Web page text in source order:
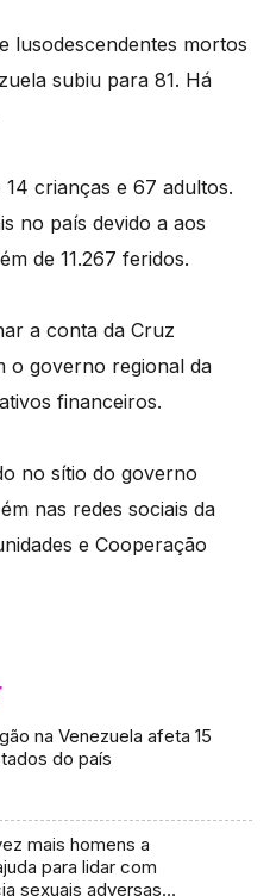
lusodescendentes mortos
subiu para 81. Há
crianças e 67 adultos.
no país devido a aos
de 11.267 feridos.
a conta da Cruz
o governo regional da
financeiros.
no sítio do governo
nas redes sociais da
e Cooperação
na Venezuela afeta 15
do país
mais homens a
para lidar com
sexuais adversas